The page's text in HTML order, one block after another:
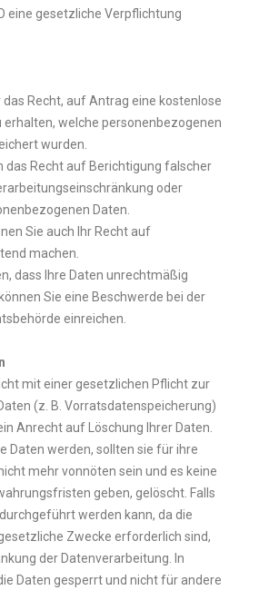
eine gesetzliche Verpflichtung
Recht, auf Antrag eine kostenlose
welche personenbezogenen
wurden.
das Recht auf Berichtigung falscher
oder
Daten.
Sie auch Ihr Recht auf
machen.
dass Ihre Daten unrechtmäßig
Sie eine Beschwerde bei der
einreichen.
mit einer gesetzlichen Pflicht zur
(z. B. Vorratsdatenspeicherung)
Anrecht auf Löschung Ihrer Daten.
Daten werden, sollten sie für ihre
mehr vonnöten sein und es keine
geben, gelöscht. Falls
werden kann, da die
Zwecke erforderlich sind,
der Datenverarbeitung. In
Daten gesperrt und nicht für andere